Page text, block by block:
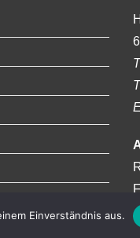
Einverständnis aus.